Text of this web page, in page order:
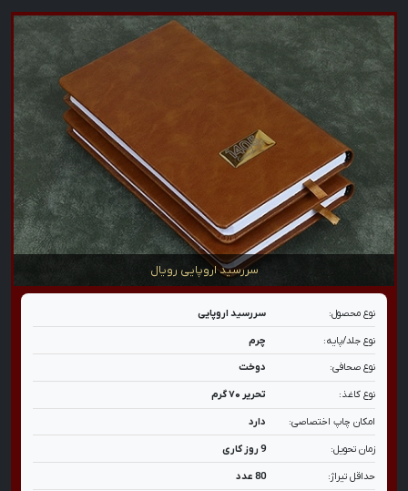
سررسید اروپایی رویال
نوع محصول: سررسید اروپایی
نوع جلد/پایه: چرم
نوع صحافی: دوخت
نوع کاغذ: تحریر ۷۰ گرم
امکان چاپ اختصاصی: دارد
زمان تحویل: 9 روز کاری
حداقل تیراژ: 80 عدد